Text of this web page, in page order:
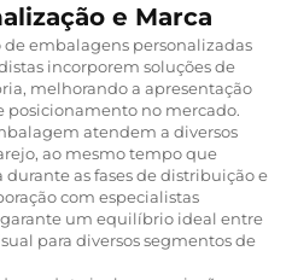
e Marca
de embalagens personalizadas
incorporem soluções de
melhorando a apresentação
posicionamento no mercado.
atendem a diversos
ao mesmo tempo que
as fases de distribuição e
com especialistas
um equilíbrio ideal entre
para diversos segmentos de